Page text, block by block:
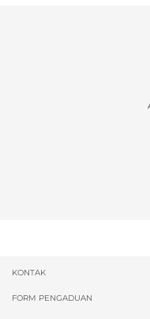
KONTAK
FORM PENGADUAN